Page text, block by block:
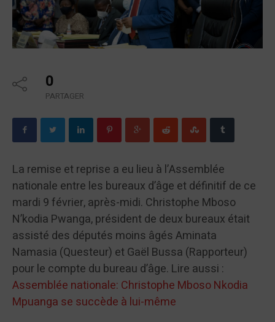
0
PARTAGER
La remise et reprise a eu lieu à l’Assemblée
nationale entre les bureaux d’âge et définitif de ce
mardi 9 février, après-midi. Christophe Mboso
N’kodia Pwanga, président de deux bureaux était
assisté des députés moins âgés Aminata
Namasia (Questeur) et Gaël Bussa (Rapporteur)
pour le compte du bureau d’âge. Lire aussi :
Assemblée nationale: Christophe Mboso Nkodia
Mpuanga se succède à lui-même